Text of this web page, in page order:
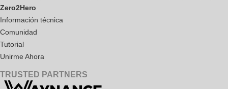
Zero2Hero
Información técnica
Comunidad
Tutorial
Unirme Ahora
TRUSTED PARTNERS